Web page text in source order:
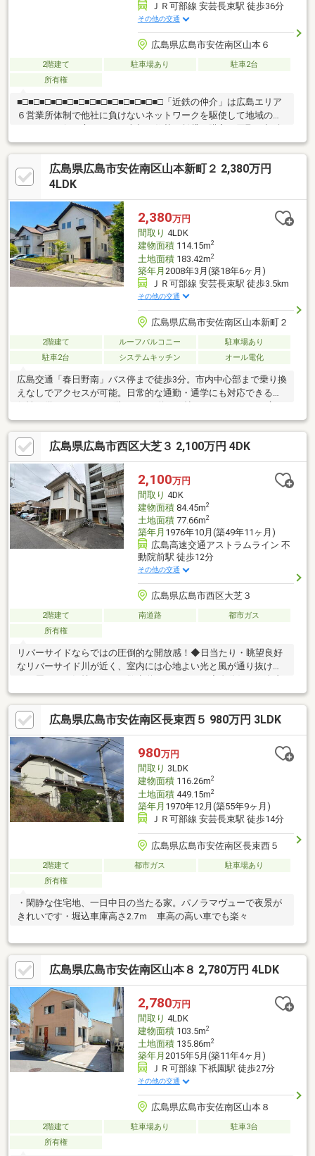
ＪＲ可部線 安芸長束駅 徒歩36分
その他の交通
広島県広島市安佐南区山本６
2階建て 駐車場あり
駐車2台
所有権
■□■□■□■□■□■□■□■□■□■□■□■□■□「近鉄の仲介」は広島エリア
６営業所体制で他社に負けないネットワークを駆使して地域のみ
などお問合せはお気軽にフリーダイヤル「0120-135-709」へご連
絡ください！すべてのお客様に「ありがとう」と言っていただけ
ることを目標に、安心・安全な不動産取引をご提供いたします。
不動産に関することなら、どんなことでも「近鉄不動産株式会社
け！ 大歓迎です！■□■□■□■□■□■□■□■□■□■□■□■□■□
広島県広島市安佐南区山本新町２ 2,380万円
4LDK
2,380万円
間取り 4LDK
建物面積114.15m2
土地面積183.42m2
築年月 2008年3月(築18年6ヶ月)
ＪＲ可部線 安芸長束駅 徒歩3.5km
その他の交通
広島県広島市安佐南区山本新町２
2階建て ルーフバルコニー
駐車場あり
駐車2台
システムキッチン オール電化
広島交通「春日野南」バス停まで徒歩3分。市内中心部まで乗り換
えなしでアクセスが可能。日常的な通勤・通学にも対応できる利
で、上部は吹抜けで縦方向にも広がりが生まれ、採光・通風とも
に優れた心地よい空間です。隣接する和室は来客対応や子どもの
遊び場まで多目的に活用できます。2階には洋室3部屋を配置。家
族それぞれの居場所をしっかり確保できます。約7.4帖の洋室には
約3帖のウォークインクローゼットを備えており、衣類や荷物をす
っきり収納できます。小学校が徒歩圏内にあり、子育て世代にと
っても安心できるロケーションです。並列駐車2台可能です。
広島県広島市西区大芝３ 2,100万円 4DK
2,100万円
間取り 4DK
建物面積84.45m2
土地面積77.66m2
築年月 1976年10月(築49年11ヶ月)
広島高速交通アストラムライン 不
動院前駅 徒歩12分
その他の交通
広島県広島市西区大芝３
2階建て 南道路
都市ガス
所有権
リバーサイドならではの圧倒的な開放感！◆日当たり・眺望良好
なリバーサイド川が近く、室内には心地よい光と風が通り抜けま
にリフォームOK！間取りやデザインをイチからカスタマイズ。憧
れの間取りやインテリアも実現可能♪◆休日が楽しみになる周辺
環境川沿いの緑地でお散歩やピクニック、ランニングも気軽に楽
しめる好ロケーション。
広島県広島市安佐南区長束西５ 980万円 3LDK
980万円
間取り 3LDK
建物面積116.26m2
土地面積449.15m2
築年月 1970年12月(築55年9ヶ月)
ＪＲ可部線 安芸長束駅 徒歩14分
広島県広島市安佐南区長束西５
2階建て 都市ガス
駐車場あり
所有権
・閑静な住宅地、一日中日の当たる家。パノラマヴューで夜景が
きれいです・堀込車庫高さ2.7ｍ 車高の高い車でも楽々
広島県広島市安佐南区山本８ 2,780万円 4LDK
2,780万円
間取り 4LDK
建物面積103.5m2
土地面積135.86m2
築年月 2015年5月(築11年4ヶ月)
ＪＲ可部線 下祇園駅 徒歩27分
その他の交通
広島県広島市安佐南区山本８
2階建て 駐車場あり
駐車3台
所有権